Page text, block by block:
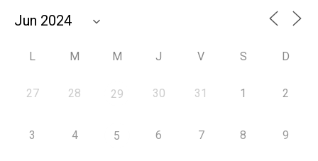
L M M J V S D
27 28 29 30 31 1 2
3 4 5 6 7 8 9